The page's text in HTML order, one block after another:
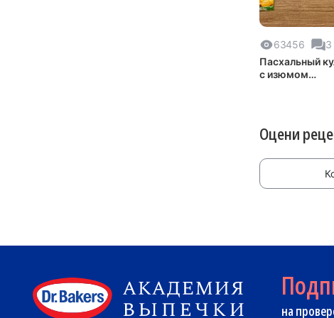
63456
3
Пасхальный
с изюмом
Оцени
на